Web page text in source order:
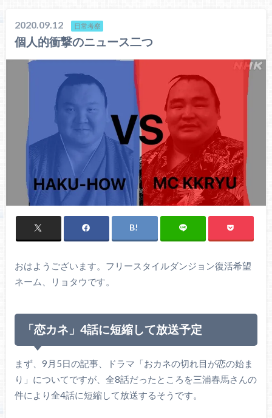
2020.09.12 日常考察
個人的衝撃のニュース二つ
おはようございます。フリースタイルダンジョン復活希望
ネーム、リョタウです。
「恋カネ」4話に短縮して放送予定
まず、9月5日の記事、ドラマ「おカネの切れ目が恋の始ま
り」についてですが、全8話だったところを三浦春馬さんの
件により全4話に短縮して放送するそうです。